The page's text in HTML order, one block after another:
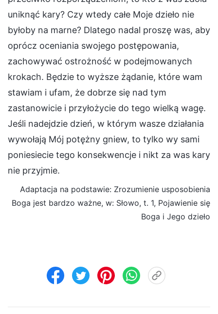
uniknąć kary? Czy wtedy całe Moje dzieło nie
byłoby na marne? Dlatego nadal proszę was, aby
oprócz oceniania swojego postępowania,
zachowywać ostrożność w podejmowanych
krokach. Będzie to wyższe żądanie, które wam
stawiam i ufam, że dobrze się nad tym
zastanowicie i przyłożycie do tego wielką wagę.
Jeśli nadejdzie dzień, w którym wasze działania
wywołają Mój potężny gniew, to tylko wy sami
poniesiecie tego konsekwencje i nikt za was kary
nie przyjmie.
Adaptacja na podstawie: Zrozumienie usposobienia
Boga jest bardzo ważne, w: Słowo, t. 1, Pojawienie się
Boga i Jego dzieło